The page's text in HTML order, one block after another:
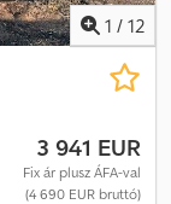
1 / 12
3 941 EUR
Fix ár plusz ÁFA-val
(4 690 EUR bruttó)